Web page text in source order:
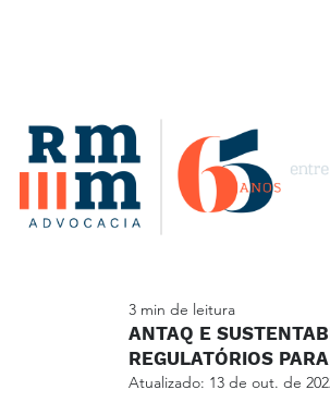
ANTAQ E
REGULATÓRIOS
3 min de leitura
Atualizado: 13 de out. de